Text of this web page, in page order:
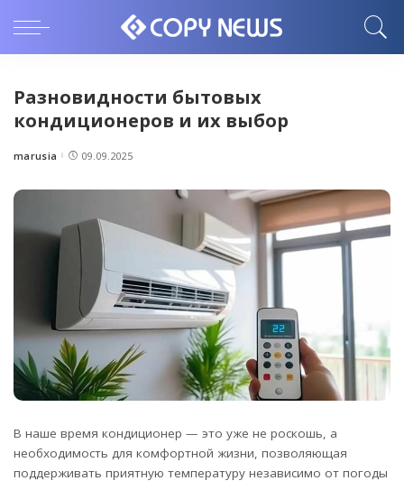
Разновидности бытовых
кондиционеров и их выбор
Posted
marusia 09.09.2025
В наше время кондиционер — это уже не роскошь, а
необходимость для комфортной жизни, позволяющая
поддерживать приятную температуру независимо от погоды